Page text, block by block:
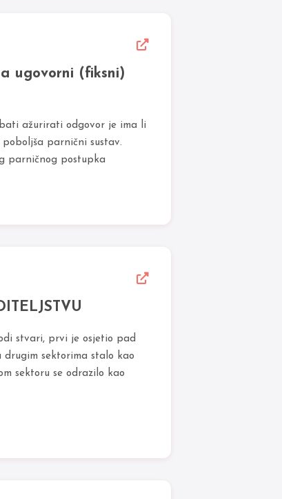
ugovorni (fiksni)
ažurirati odgovor je ima li
parnični sustav.
parničnog postupka
stvari, prvi je osjetio pad
drugim sektorima stalo kao
sektoru se odrazilo kao